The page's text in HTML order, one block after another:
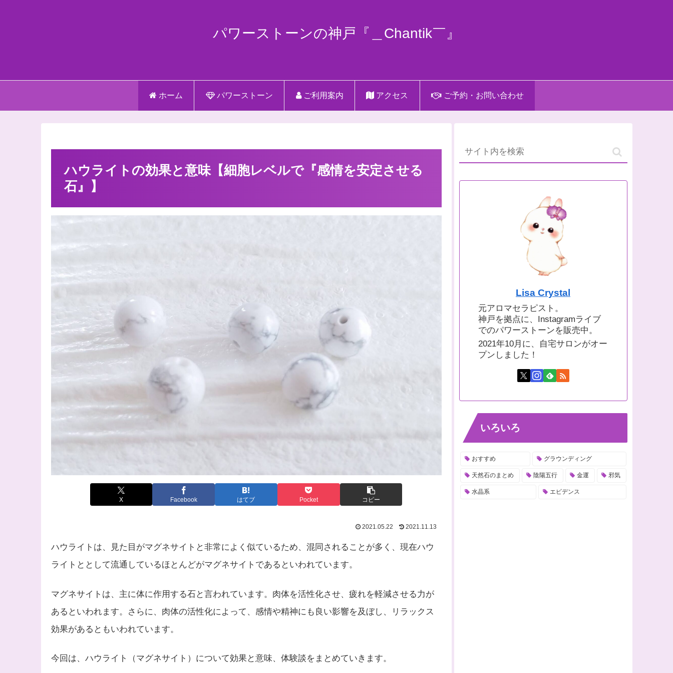
パワーストーンの神戸『＿Chantik￣』
ホーム パワーストーン ご利用案内 アクセス ご予約・お問い合わせ
ハウライトの効果と意味【細胞レベルで『感情を安定させる
石』】
X Facebook はてブ Pocket コピー
2021.05.22 2021.11.13
ハウライトは、見た目がマグネサイトと非常によく似ているため、混同されることが多く、現在ハウ
ライトととして流通しているほとんどがマグネサイトであるといわれています。
マグネサイトは、主に体に作用する石と言われています。肉体を活性化させ、疲れを軽減させる力が
あるといわれます。さらに、肉体の活性化によって、感情や精神にも良い影響を及ぼし、リラックス
効果があるともいわれています。
今回は、ハウライト（マグネサイト）について効果と意味、体験談をまとめていきます。
Lisa Crystal
元アロマセラピスト。
神戸を拠点に、Instagramライブ
でのパワーストーンを販売中。
2021年10月に、自宅サロンがオー
プンしました！
いろいろ
おすすめ グラウンディング
天然石のまとめ 陰陽五行 金運 邪気
水晶系 エビデンス